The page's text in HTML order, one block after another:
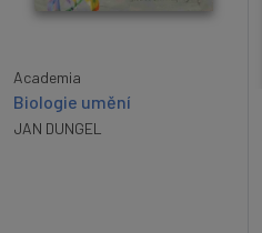
Academia
Biologie umění
JAN DUNGEL